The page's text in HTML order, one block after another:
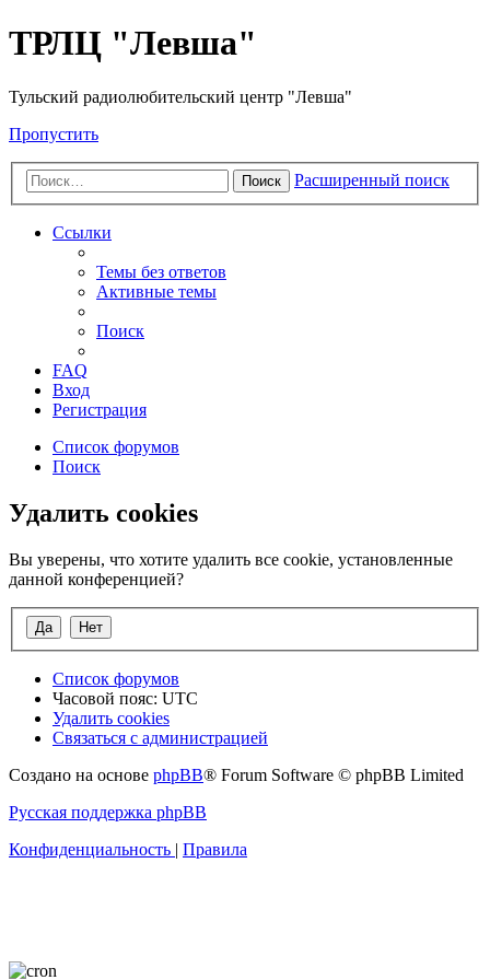
ТРЛЦ "Левша"
Тульский радиолюбительский центр "Левша"
Пропустить
Поиск Расширенный поиск
Ссылки
Темы без ответов
Активные темы
Поиск
FAQ
Вход
Регистрация
Список форумов
Поиск
Удалить cookies
Вы уверены, что хотите удалить все cookie, установленные
данной конференцией?
Список форумов
Часовой пояс: UTC
Удалить cookies
Связаться с администрацией
Создано на основе phpBB® Forum Software © phpBB Limited
Русская поддержка phpBB
Конфиденциальность | Правила